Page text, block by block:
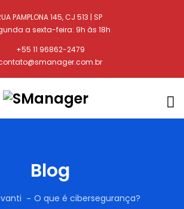
PAMPLONA 145, CJ 513 | SP
a sexta-feira: 9h às 18h
+55 11 96862-2479
Blog
O que é cibersegurança?